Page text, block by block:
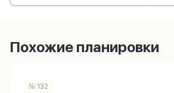
Похожие планировки
№ 132